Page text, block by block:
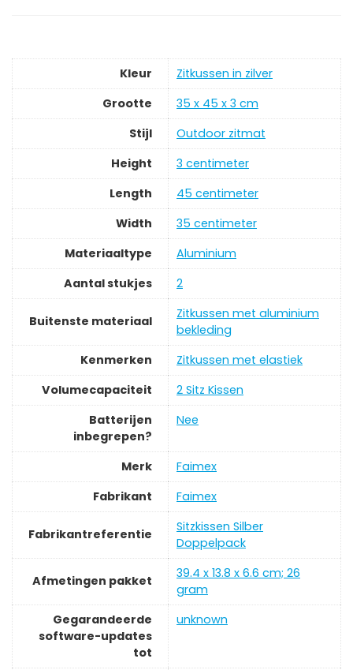
Kleur
‎Zitkussen in zilver
Grootte
‎35 x 45 x 3 cm
Stijl
‎Outdoor zitmat
Height
‎3 centimeter
Length
‎45 centimeter
Width
‎35 centimeter
Materiaaltype
‎Aluminium
Aantal stukjes
‎2
Buitenste materiaal
‎Zitkussen met aluminium
bekleding
Kenmerken
‎Zitkussen met elastiek
Volumecapaciteit
‎2 Sitz Kissen
Batterijen
inbegrepen?
‎Nee
Merk
‎Faimex
Fabrikant
‎Faimex
Fabrikantreferentie
‎Sitzkissen Silber
Doppelpack
Afmetingen pakket
‎39.4 x 13.8 x 6.6 cm; 26
gram
Gegarandeerde
software-updates
tot
‎unknown